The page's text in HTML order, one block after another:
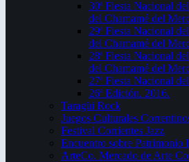
30ª Fiesta Nacional
del Chamamé del
29ª Fiesta Nacional
del Chamamé del
28ª Fiesta Nacional
del Chamamé del
27ª Fiesta Nacional
26ª Edición. 2016.
Taragüi Rock
Juegos Culturales
Festival Corrientes Jazz
Encuentro sobre Patrimonio
ArteCo. Mercado de Arte